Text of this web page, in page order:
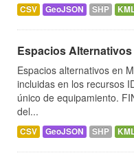
CSV GeoJSON SHP
Espacios Alternativos
Espacios alternativos en
incluidas en los recursos
único de equipamiento.
del...
CSV GeoJSON SHP